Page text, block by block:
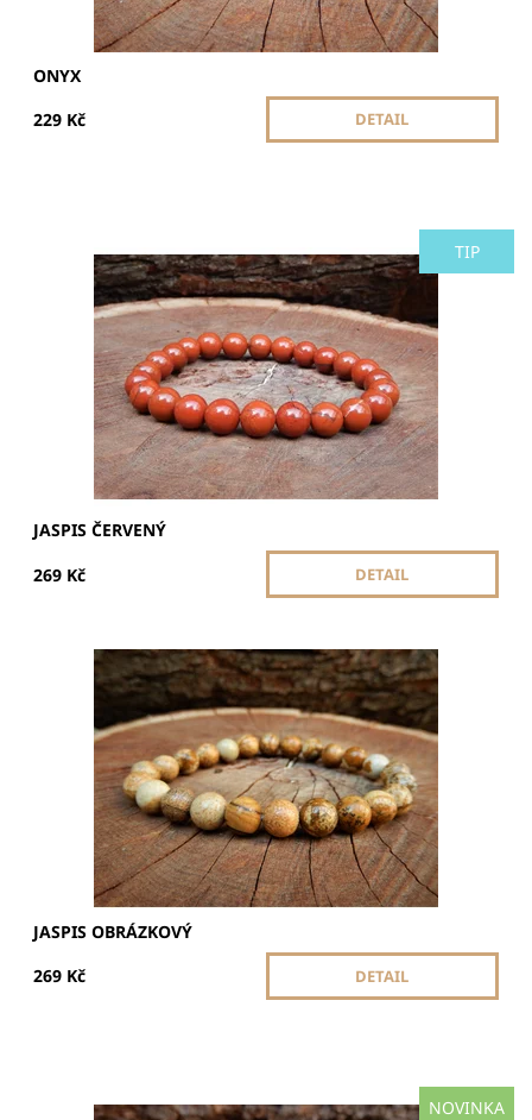
ONYX
229 Kč
DETAIL
TIP
Jaspis červený dodává sílu, odvahu a stabilitu. Posiluje
vitalitu, pomáhá překonávat stres a podporuje vytrvalost v
náročných situacích.
Dostupnost:
Skladem
JASPIS ČERVENÝ
269 Kč
DETAIL
Jaspis obrázkový posiluje vnitřní klid, propojuje s přírodou
a podporuje kreativitu. Pomáhá s uzemněním,
sebevědomím a překonáváním obav.
Dostupnost:
Skladem
JASPIS OBRÁZKOVÝ
269 Kč
DETAIL
NOVINKA
Křišťál pukaný pročišťuje energii, posiluje vitalitu a